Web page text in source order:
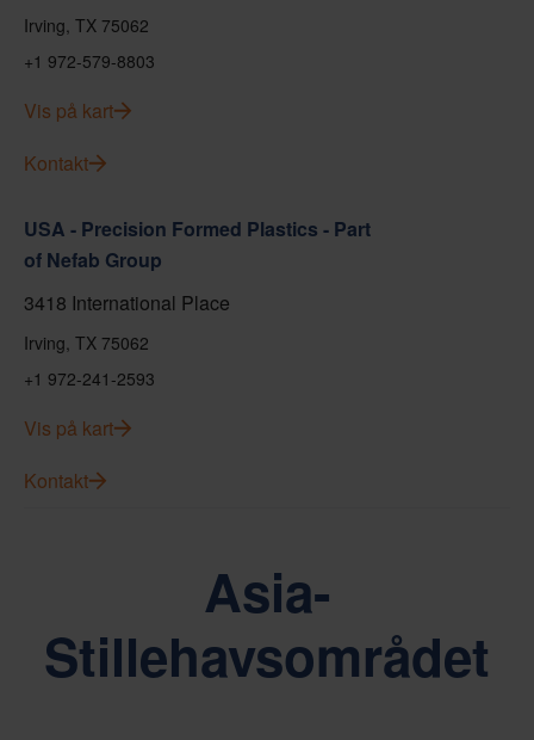
Irving, TX 75062
+1 972-579-8803
Vis på kart
Kontakt
USA - Precision Formed Plastics - Part
of Nefab Group
3418 International Place
Irving, TX 75062
+1 972-241-2593
Vis på kart
Kontakt
Asia-
Stillehavsområdet